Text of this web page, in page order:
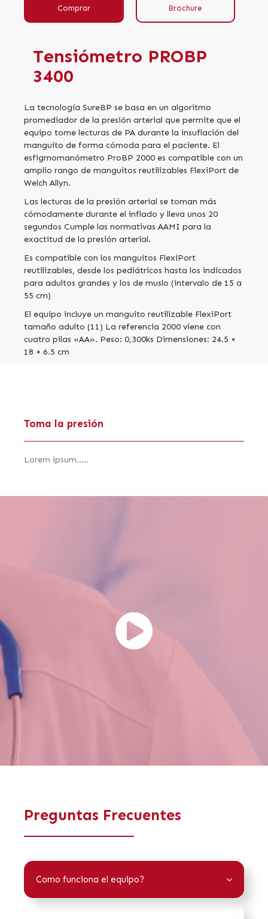
Comprar Brochure
Tensiómetro PROBP
3400
La tecnología SureBP se basa en un algoritmo
promediador de la presión arterial que permite que el
equipo tome lecturas de PA durante la insuflación del
manguito de forma cómoda para el paciente. El
esfigmomanómetro ProBP 2000 es compatible con un
amplio rango de manguitos reutilizables FlexiPort de
Welch Allyn.
Las lecturas de la presión arterial se toman más
cómodamente durante el inflado y lleva unos 20
segundos Cumple las normativas AAMI para la
exactitud de la presión arterial.
Es compatible con los manguitos FlexiPort
reutilizables, desde los pediátricos hasta los indicados
para adultos grandes y los de muslo (intervalo de 15 a
55 cm)
El equipo incluye un manguito reutilizable FlexiPort
tamaño adulto (11) La referencia 2000 viene con
cuatro pilas «AA». Peso: 0,300ks Dimensiones: 24.5 ×
18 × 6.5 cm
Toma la presión
Lorem ipsum.....
Preguntas Frecuentes
Como funciona el equipo?